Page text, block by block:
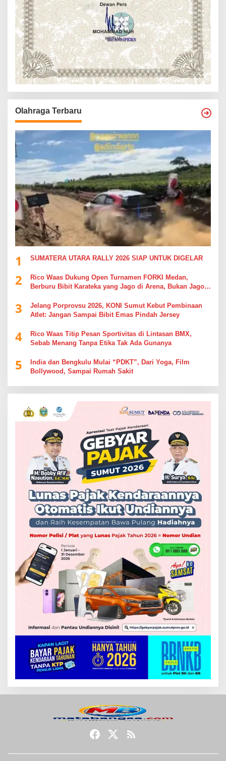
Olahraga Terbaru
1 SUMATERA UTARA RALLY 2026 SIAP UNTUK DIGELAR
2
Rico Waas Dukung Open Turnamen FORKI Medan,
Berburu Bibit Karateka yang Jago di Arena, Bukan Jago
3
Jelang Porprovsu 2026, KONI Sumut Kebut Pembinaan
Atlet: Jangan Sampai Bibit Emas Pindah Jersey
4
Rico Waas Titip Pesan Sportivitas di Lintasan BMX,
Sebab Menang Tanpa Etika Tak Ada Gunanya
5
India dan Bengkulu Mulai “PDKT”, Dari Yoga, Film
Bollywood, Sampai Rumah Sakit